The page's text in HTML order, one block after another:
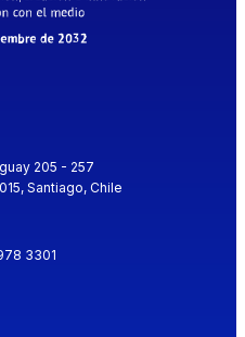
205 - 257
Santiago, Chile
3301